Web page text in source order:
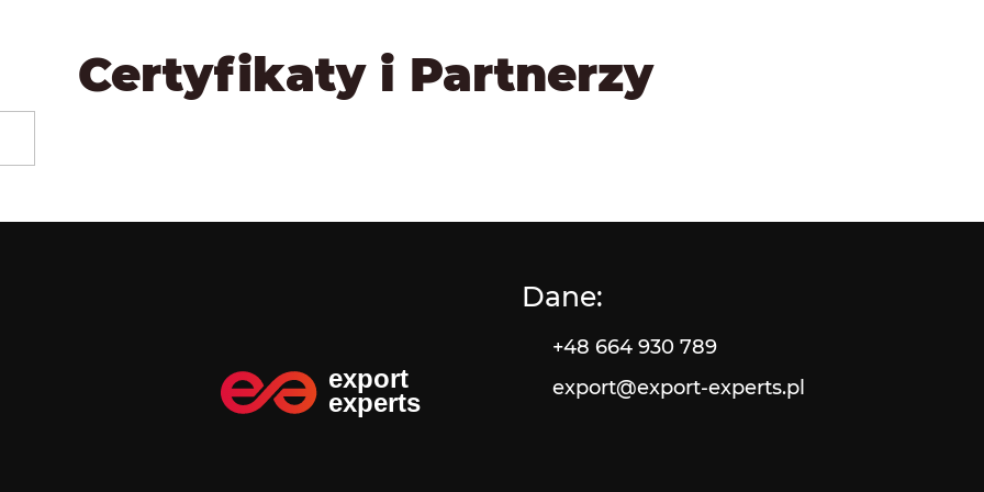
Certyfikaty i Partnerzy
Dane:
+48 664 930 789
export@export-experts.pl